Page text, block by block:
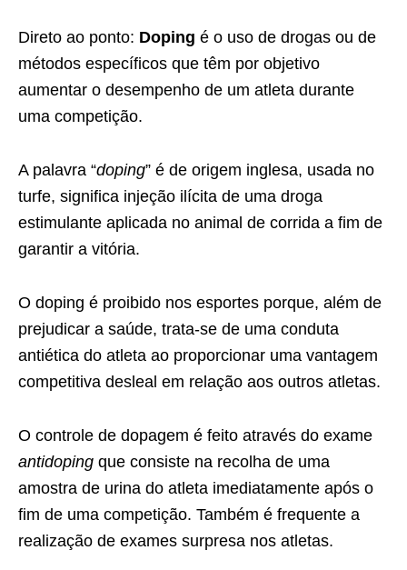
Direto ao ponto: Doping é o uso de drogas ou de
métodos específicos que têm por objetivo
aumentar o desempenho de um atleta durante
uma competição.
A palavra “doping” é de origem inglesa, usada no
turfe, significa injeção ilícita de uma droga
estimulante aplicada no animal de corrida a fim de
garantir a vitória.
O doping é proibido nos esportes porque, além de
prejudicar a saúde, trata-se de uma conduta
antiética do atleta ao proporcionar uma vantagem
competitiva desleal em relação aos outros atletas.
O controle de dopagem é feito através do exame
antidoping que consiste na recolha de uma
amostra de urina do atleta imediatamente após o
fim de uma competição. Também é frequente a
realização de exames surpresa nos atletas.